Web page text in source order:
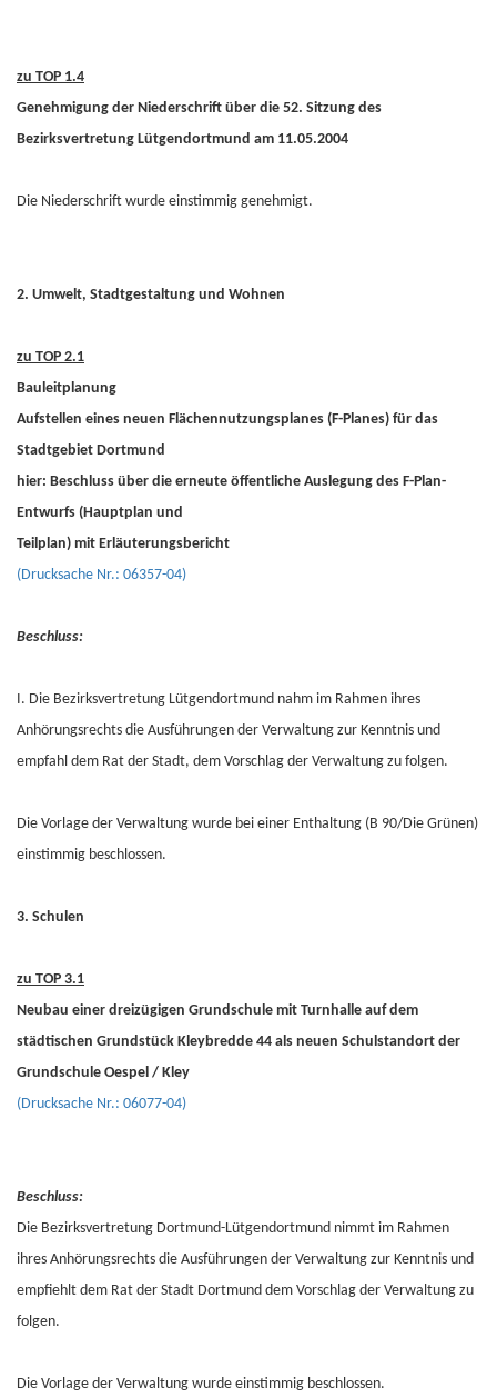
zu TOP 1.4
Genehmigung der Niederschrift über die 52. Sitzung des
Bezirksvertretung Lütgendortmund am 11.05.2004
Die Niederschrift wurde einstimmig genehmigt.
2. Umwelt, Stadtgestaltung und Wohnen
zu TOP 2.1
Bauleitplanung
Aufstellen eines neuen Flächennutzungsplanes (F-Planes) für das
Stadtgebiet Dortmund
hier: Beschluss über die erneute öffentliche Auslegung des F-Plan-
Entwurfs (Hauptplan und
Teilplan) mit Erläuterungsbericht
(Drucksache Nr.: 06357-04)
Beschluss:
I. Die Bezirksvertretung Lütgendortmund nahm im Rahmen ihres
Anhörungsrechts die Ausführungen der Verwaltung zur Kenntnis und
empfahl dem Rat der Stadt, dem Vorschlag der Verwaltung zu folgen.
Die Vorlage der Verwaltung wurde bei einer Enthaltung (B 90/Die Grünen)
einstimmig beschlossen.
3. Schulen
zu TOP 3.1
Neubau einer dreizügigen Grundschule mit Turnhalle auf dem
städtischen Grundstück Kleybredde 44 als neuen Schulstandort der
Grundschule Oespel / Kley
(Drucksache Nr.: 06077-04)
Beschluss:
Die Bezirksvertretung Dortmund-Lütgendortmund nimmt im Rahmen
ihres Anhörungsrechts die Ausführungen der Verwaltung zur Kenntnis und
empfiehlt dem Rat der Stadt Dortmund dem Vorschlag der Verwaltung zu
folgen.
Die Vorlage der Verwaltung wurde einstimmig beschlossen.